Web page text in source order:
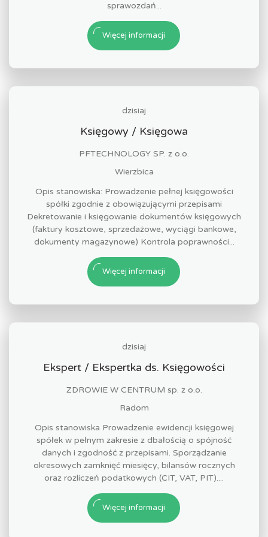
sprawozdań...
Więcej informacji
dzisiaj
Księgowy / Księgowa
PFTECHNOLOGY SP. z o.o.
Wierzbica
Opis stanowiska: Prowadzenie pełnej księgowości
spółki zgodnie z obowiązującymi przepisami
Dekretowanie i księgowanie dokumentów księgowych
(faktury kosztowe, sprzedażowe, wyciągi bankowe,
dokumenty magazynowe) Kontrola poprawności...
Więcej informacji
dzisiaj
Ekspert / Ekspertka ds. Księgowości
ZDROWIE W CENTRUM sp. z o.o.
Radom
Opis stanowiska Prowadzenie ewidencji księgowej
spółek w pełnym zakresie z dbałością o spójność
danych i zgodność z przepisami. Sporządzanie
okresowych zamknięć miesięcy, bilansów rocznych
oraz rozliczeń podatkowych (CIT, VAT, PIT)....
Więcej informacji